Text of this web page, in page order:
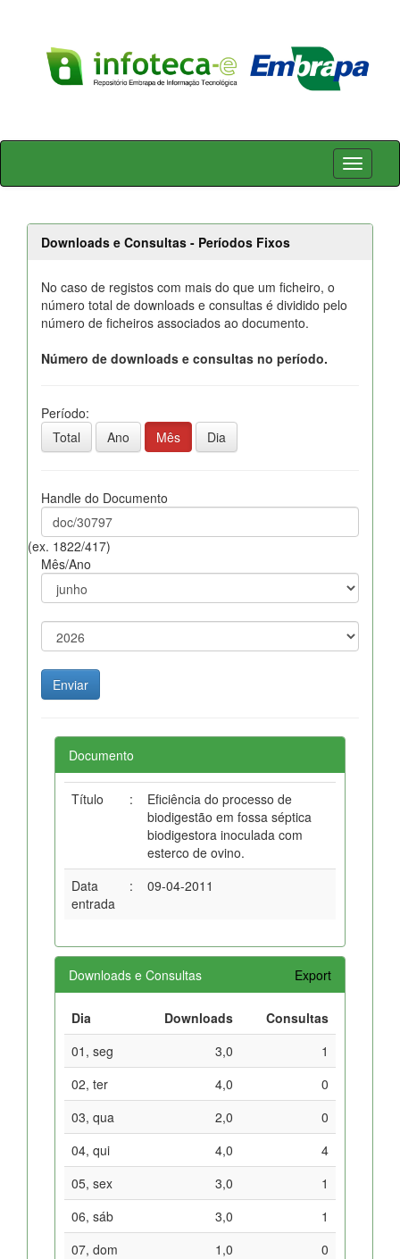
Skip
Downloads e Consultas - Períodos Fixos
No caso de registos com mais do que um ficheiro, o
número total de downloads e consultas é dividido pelo
número de ficheiros associados ao documento.
Número de downloads e consultas no período.
Período:
Total
Ano Mês Dia
Handle do Documento
(ex. 1822/417)
Mês/Ano
Documento
Título :
Eficiência do processo de
biodigestão em fossa séptica
biodigestora inoculada com
esterco de ovino.
Data
entrada
: 09-04-2011
Downloads e Consultas Export
Dia Downloads
Consultas
01, seg
3,0
1
02, ter
4,0
0
03, qua
2,0
0
04, qui
4,0
4
05, sex
3,0
1
06, sáb
3,0
1
07, dom
1,0
0